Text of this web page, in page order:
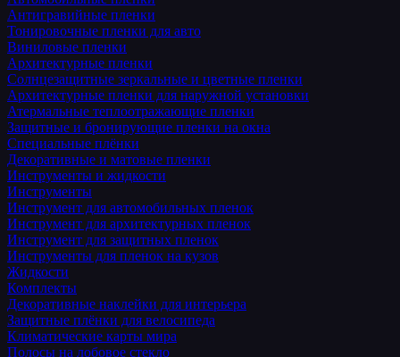
Антигравийные пленки
Тонировочные пленки для авто
Виниловые пленки
Архитектурные пленки
Солнцезащитные зеркальные и цветные пленки
Архитектурные пленки для наружной установки
Атермальные теплоотражающие пленки
Защитные и бронирующие пленки на окна
Специальные плёнки
Декоративные и матовые пленки
Инструменты и жидкости
Инструменты
Инструмент для автомобильных пленок
Инструмент для архитектурных пленок
Инструмент для защитных пленок
Инструменты для пленок на кузов
Жидкости
Комплекты
Декоративные наклейки для интерьера
Защитные плёнки для велосипеда
Климатические карты мира
Полосы на лобовое стекло